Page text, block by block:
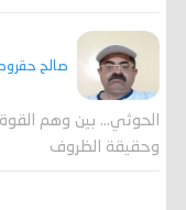
صالح
الحوثي... بين وهم القوة
وحقيقة الظروف